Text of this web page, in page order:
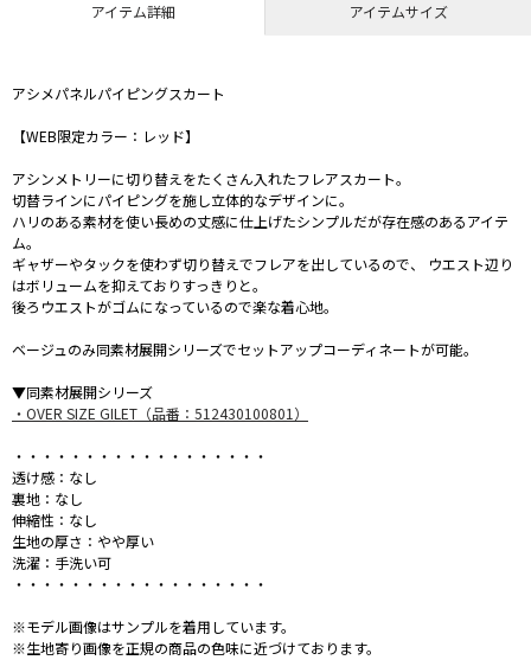
アイテム詳細 アイテムサイズ
アシメパネルパイピングスカート
【WEB限定カラー：レッド】
アシンメトリーに切り替えをたくさん入れたフレアスカート。
切替ラインにパイピングを施し立体的なデザインに。
ハリのある素材を使い長めの丈感に仕上げたシンプルだが存在感のあるアイテ
ム。
ギャザーやタックを使わず切り替えでフレアを出しているので、 ウエスト辺り
はボリュームを抑えておりすっきりと。
後ろウエストがゴムになっているので楽な着心地。
ベージュのみ同素材展開シリーズでセットアップコーディネートが可能。
▼同素材展開シリーズ
・OVER SIZE GILET（品番：512430100801）
・・・・・・・・・・・・・・・・・・
透け感：なし
裏地：なし
伸縮性：なし
生地の厚さ：やや厚い
洗濯：手洗い可
・・・・・・・・・・・・・・・・・・
※モデル画像はサンプルを着用しています。
※生地寄り画像を正規の商品の色味に近づけております。